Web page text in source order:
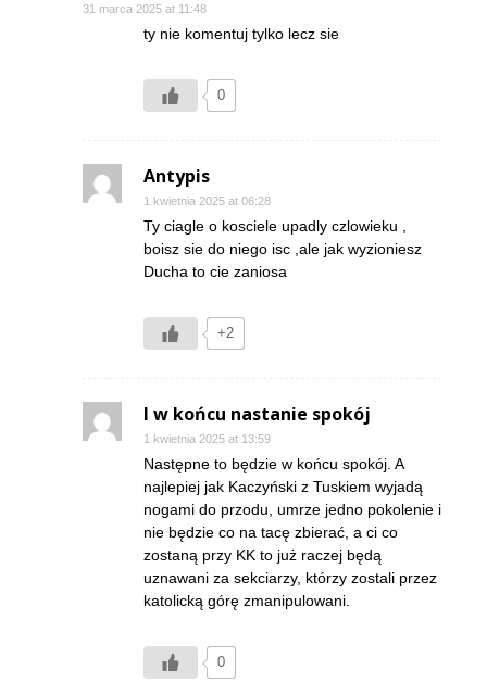
31 marca 2025 at 11:48
ty nie komentuj tylko lecz sie
0
Antypis
1 kwietnia 2025 at 06:28
Ty ciagle o kosciele upadly czlowieku ,
boisz sie do niego isc ,ale jak wyzioniesz
Ducha to cie zaniosa
+2
I w końcu nastanie spokój
1 kwietnia 2025 at 13:59
Następne to będzie w końcu spokój. A
najlepiej jak Kaczyński z Tuskiem wyjadą
nogami do przodu, umrze jedno pokolenie i
nie będzie co na tacę zbierać, a ci co
zostaną przy KK to już raczej będą
uznawani za sekciarzy, którzy zostali przez
katolicką górę zmanipulowani.
0